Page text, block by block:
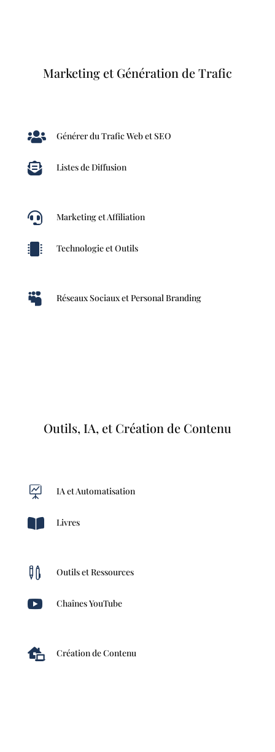
Marketing et Génération de Trafic
 Générer du Trafic Web et SEO
 Listes de Diffusion
 Marketing et Affiliation
 Technologie et Outils
 Réseaux Sociaux et Personal Branding
Outils, IA, et Création de Contenu
 IA et Automatisation
 Livres
 Outils et Ressources
 Chaînes YouTube
 Création de Contenu